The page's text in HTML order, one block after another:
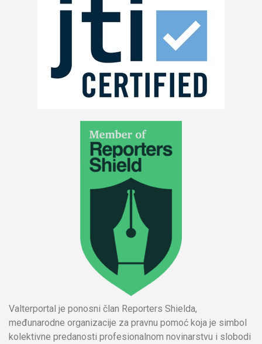
Valterportal je ponosni član Reporters Shielda,
međunarodne organizacije za pravnu pomoć koja je simbol
kolektivne predanosti profesionalnom novinarstvu i slobodi